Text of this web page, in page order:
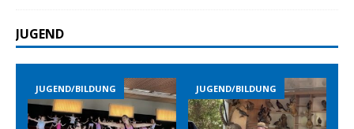
JUGEND
BILDUNG JUGEND/BILDUNG